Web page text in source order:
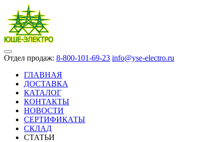
Отдел продаж: 8-800-101-69-23 info@yse-electro.ru
ГЛАВНАЯ
ДОСТАВКА
КАТАЛОГ
КОНТАКТЫ
НОВОСТИ
СЕРТИФИКАТЫ
СКЛАД
СТАТЬИ